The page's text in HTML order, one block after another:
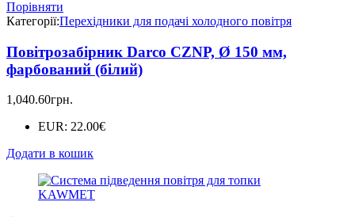
Порівняти
Категорії:Перехідники для подачі холодного повітря
Повітрозабірник Darco CZNP, Ø 150 мм,
фарбований (білий)
1,040.60грн.
EUR: 22.00€
Додати в кошик